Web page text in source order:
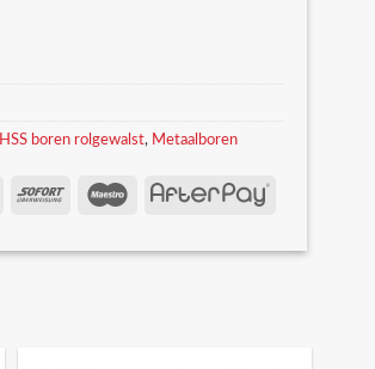
HSS boren rolgewalst, Metaalboren